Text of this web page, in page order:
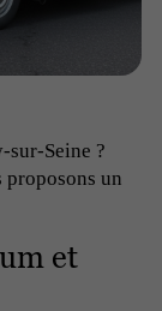
sur-Seine ?
proposons un
et